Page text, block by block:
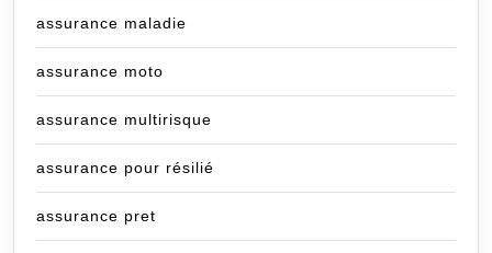
assurance maladie
assurance moto
assurance multirisque
assurance pour résilié
assurance pret